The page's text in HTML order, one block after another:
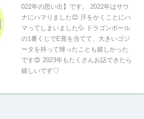
022年の思い出】です。 2022年はサウ
ナにハマりました😊 汗をかくことにハ
マってしまいました💦 ドラゴンボール
の1番くじでE賞を当てて、大きいゴジ
ータを持って帰ったことも嬉しかった
です😍 2023年もたくさんお話できたら
嬉しいです♡